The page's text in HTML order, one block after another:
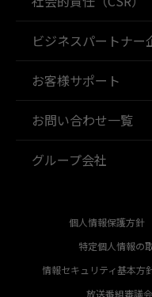
ビジネスパートナー
お客様サポート
お問い合わせ一覧
グループ会社
個人情報保護方針
特定個人情報の
情報セキュリティ基本方
放送番組審議会